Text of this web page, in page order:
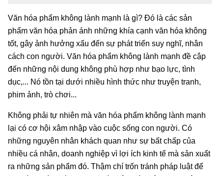
Văn hóa phẩm không lành mạnh là gì? Đó là các sản
phẩm văn hóa phản ánh những khía cạnh văn hóa không
tốt, gây ảnh hưởng xấu đến sự phát triển suy nghĩ, nhân
cách con người. Văn hóa phẩm không lành mạnh đề cập
đến những nội dung không phù hợp như bạo lực, tình
dục,... Nó tồn tại dưới nhiều hình thức như truyện tranh,
phim ảnh, trò chơi...
Không phải tự nhiên mà văn hóa phẩm không lành mạnh
lại có cơ hội xâm nhập vào cuộc sống con người. Có
những nguyên nhân khách quan như sự bất chấp của
nhiều cá nhân, doanh nghiệp vì lợi ích kinh tế mà sản xuất
ra những sản phẩm đó. Thậm chí trốn tránh pháp luật để